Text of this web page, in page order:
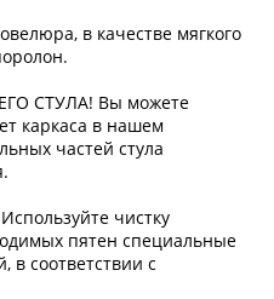
в качестве мягкого
СТУЛА! Вы можете
каркаса в нашем
частей стула
чистку
пятен специальные
в соответствии с